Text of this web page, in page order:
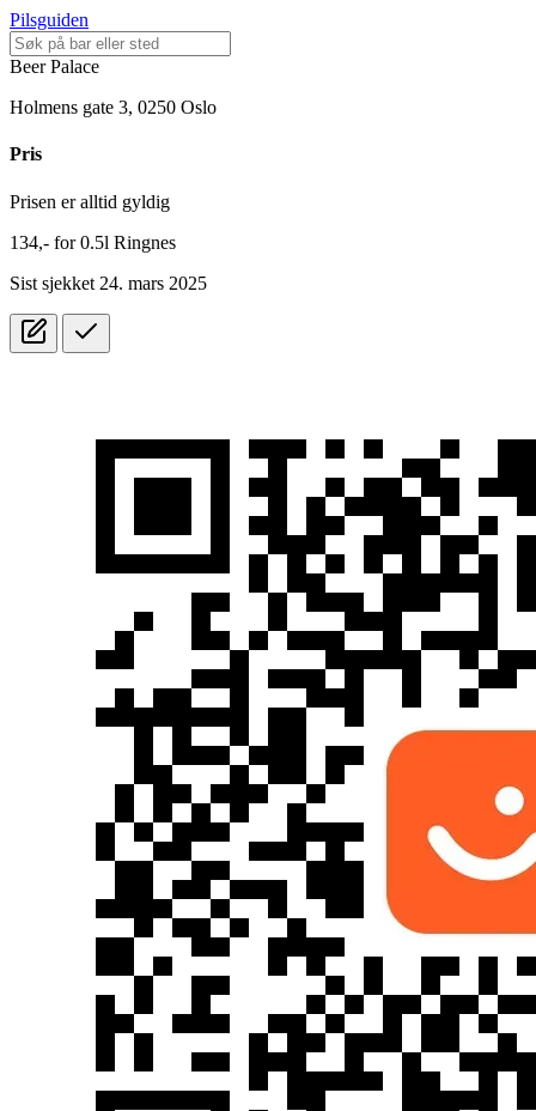
Pilsguiden
Beer Palace
Holmens gate 3, 0250 Oslo
Pris
Prisen er alltid gyldig
134,- for0.5l Ringnes
Sist sjekket 24. mars 2025